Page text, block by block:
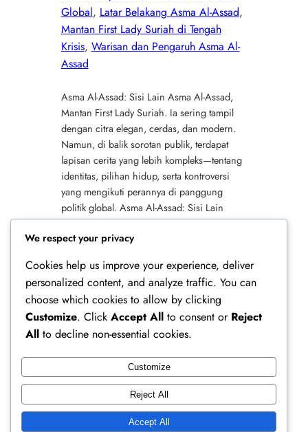
Global, Latar Belakang Asma Al-Assad
Mantan First Lady Suriah di Tengah
Krisis, Warisan dan Pengaruh Asma Al-
Assad
Asma Al-Assad: Sisi Lain Asma Al-Assad,
Mantan First Lady Suriah. Ia sering tampil
dengan citra elegan, cerdas, dan modern.
Namun, di balik sorotan publik, terdapat
lapisan cerita yang lebih kompleks—tentang
identitas, pilihan hidup, serta kontroversi
yang mengikuti perannya di panggung
politik global. Asma Al-Assad: Sisi Lain
Asma Al-Assad, Mantan First Lady Suriah
dalam Latar Pribadi…
Ferry Doedens | Public Figure, Actor & Creative
Profile
We respect your privacy
Cookies help us improve your experience, deliver
personalized content, and analyze traffic. You can
choose which cookies to allow by clicking
Customize. Click Accept All to consent or Reject
All to decline non-essential cookies.
Customize
Reject All
Accept All